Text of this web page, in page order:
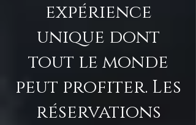
expérience
unique dont
tout le monde
peut profiter. Les
réservations